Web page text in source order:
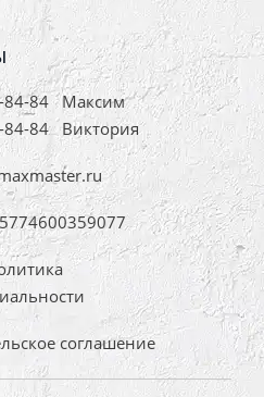
84-84Максим
84-84Виктория
соглашение